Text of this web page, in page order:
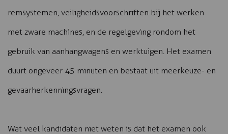
remsystemen, veiligheidsvoorschriften bij het werken
met zware machines, en de regelgeving rondom het
gebruik van aanhangwagens en werktuigen. Het examen
duurt ongeveer 45 minuten en bestaat uit meerkeuze- en
gevaarherkenningsvragen.
Wat veel kandidaten niet weten is dat het examen ook